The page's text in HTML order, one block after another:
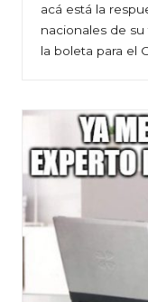
acá está la
nacionales de
la boleta para el